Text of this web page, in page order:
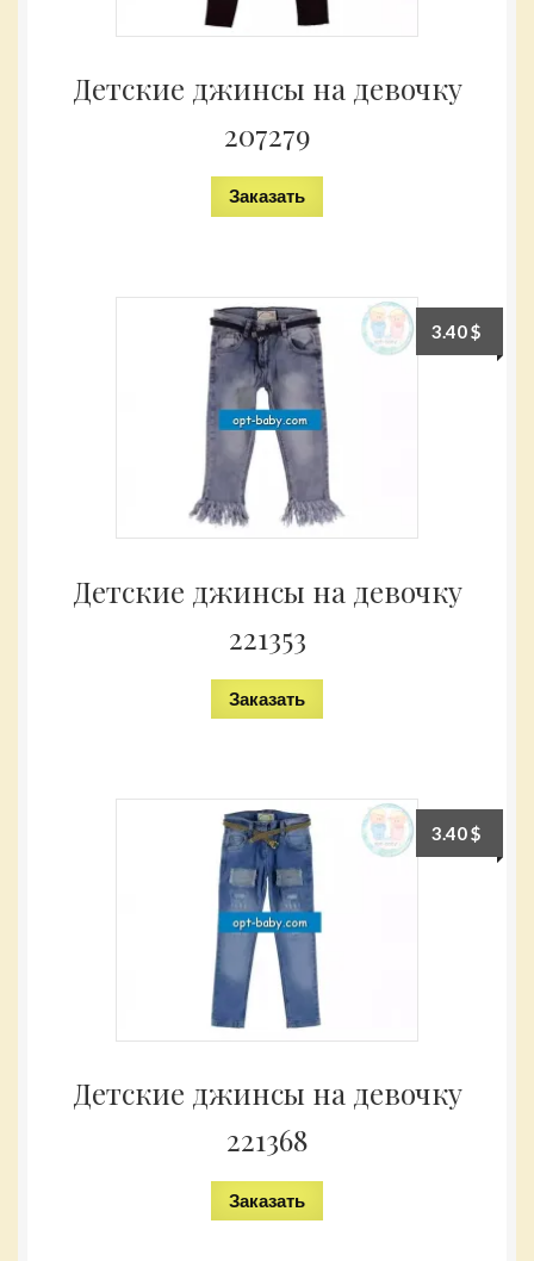
Детские джинсы на девочку
207279
Заказать
Детские джинсы на девочку
221353
3.40$
Заказать
Детские джинсы на девочку
221368
3.40$
Заказать